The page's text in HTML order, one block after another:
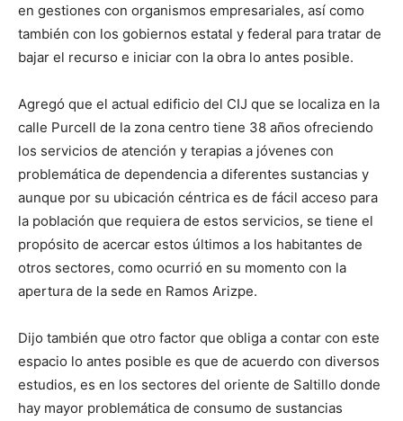
en gestiones con organismos empresariales, así como
también con los gobiernos estatal y federal para tratar de
bajar el recurso e iniciar con la obra lo antes posible.
Agregó que el actual edificio del CIJ que se localiza en la
calle Purcell de la zona centro tiene 38 años ofreciendo
los servicios de atención y terapias a jóvenes con
problemática de dependencia a diferentes sustancias y
aunque por su ubicación céntrica es de fácil acceso para
la población que requiera de estos servicios, se tiene el
propósito de acercar estos últimos a los habitantes de
otros sectores, como ocurrió en su momento con la
apertura de la sede en Ramos Arizpe.
Dijo también que otro factor que obliga a contar con este
espacio lo antes posible es que de acuerdo con diversos
estudios, es en los sectores del oriente de Saltillo donde
hay mayor problemática de consumo de sustancias